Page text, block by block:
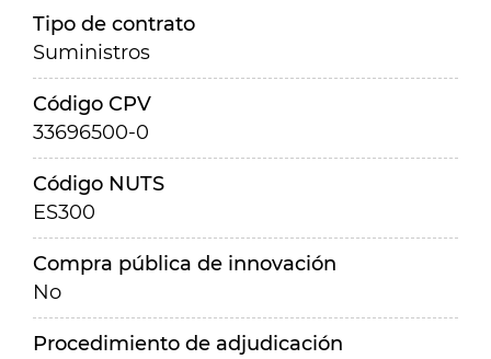
Tipo de contrato
Suministros
Código CPV
33696500-0
Código NUTS
ES300
Compra pública de innovación
No
Procedimiento de adjudicación